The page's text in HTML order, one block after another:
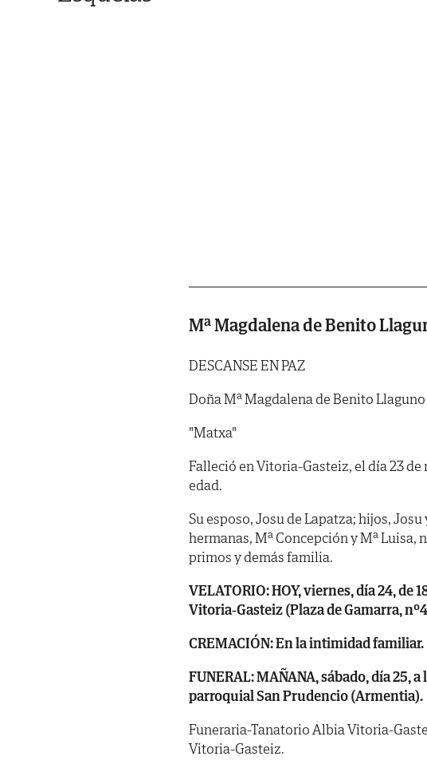
Mª Magdalena de Benito
DESCANSE EN PAZ
Doña Mª Magdalena de Benito Llaguno
"Matxa"
Falleció en Vitoria-Gasteiz, el día 23 de
edad.
Su esposo, Josu de Lapatza; hijos,
hermanas, Mª Concepción y Mª
primos y demás familia.
VELATORIO: HOY, viernes, día 24, de
Vitoria-Gasteiz (Plaza de Gamarra,
CREMACIÓN: En la intimidad familiar.
FUNERAL: MAÑANA, sábado, día 25,
parroquial San Prudencio (Armentia).
Funeraria-Tanatorio Albia Vitoria-
Vitoria-Gasteiz.